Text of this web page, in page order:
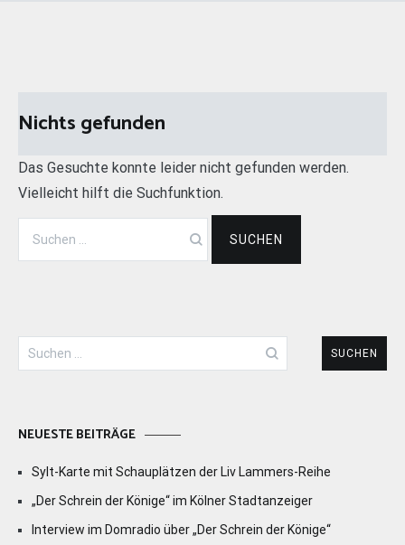
Nichts gefunden
Das Gesuchte konnte leider nicht gefunden werden.
Vielleicht hilft die Suchfunktion.
Suchen
nach:
Suchen
nach:
NEUESTE BEITRÄGE
Sylt-Karte mit Schauplätzen der Liv Lammers-Reihe
„Der Schrein der Könige“ im Kölner Stadtanzeiger
Interview im Domradio über „Der Schrein der Könige“